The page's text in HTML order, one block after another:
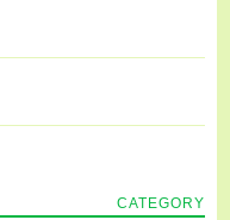
CATEGORY